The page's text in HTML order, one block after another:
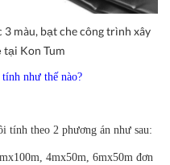
3 màu, bạt che công trình xây
tại Kon Tum
như thế nào?
tính theo 2 phương án như sau:
4mx50m, 6mx50m đơn